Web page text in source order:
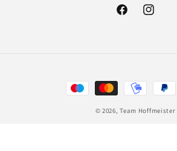
FacebookInstagram
Zahlungsmethoden
© 2026,Team Hoffmeister